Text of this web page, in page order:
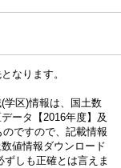
なります。
学区)情報は、国土数
ータ【2016年度】及
ですので、記載情報
値情報ダウンロード
しも正確とは言えま